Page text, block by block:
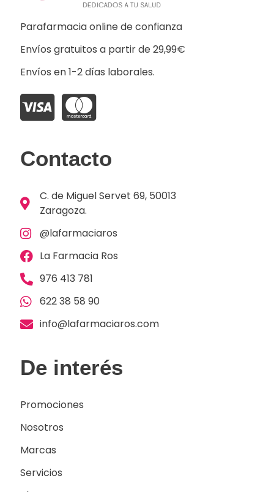
Parafarmacia online de confianza
Envíos gratuitos a partir de 29,99€
Envíos en 1-2 días laborales.
Contacto
C. de Miguel Servet 69, 50013
Zaragoza.
@lafarmaciaros
La Farmacia Ros
976 413 781
622 38 58 90
info@lafarmaciaros.com
De interés
Promociones
Nosotros
Marcas
Servicios